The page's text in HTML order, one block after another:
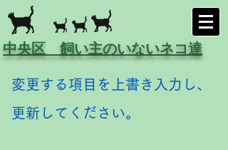
中央区 飼い主のいないネコ達
変更する項目を上書き入力し、
更新してください。